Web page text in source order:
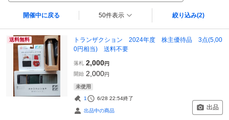
開催中に戻る 50件表示 絞り込み(2)
送料無料
トランザクション 2024年度 株主優待品 3点(5,00
0円相当) 送料不要
落札 2,000円
開始 2,000円
未使用
1 6/28 22:54終了
出品中の商品 出品